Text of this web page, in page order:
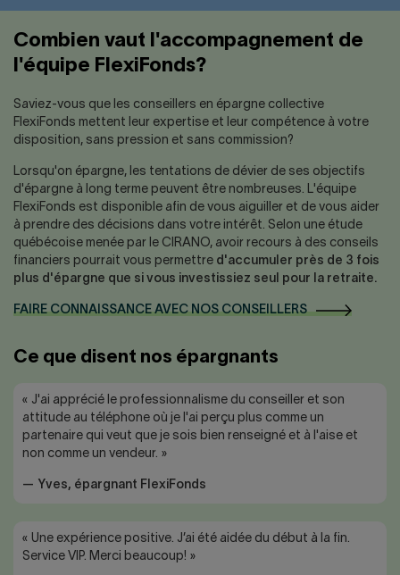
Combien vaut l'accompagnement de
l'équipe FlexiFonds?
Saviez-vous que les conseillers en épargne collective
FlexiFonds mettent leur expertise et leur compétence à votre
disposition, sans pression et sans commission?
Lorsqu'on épargne, les tentations de dévier de ses objectifs
d'épargne à long terme peuvent être nombreuses. L'équipe
FlexiFonds est disponible afin de vous aiguiller et de vous aider
à prendre des décisions dans votre intérêt. Selon une étude
québécoise menée par le CIRANO, avoir recours à des conseils
financiers pourrait vous permettre d'accumuler près de 3 fois
plus d'épargne que si vous investissiez seul pour la retraite.
FAIRE CONNAISSANCE AVEC NOS CONSEILLERS
Ce que disent nos épargnants
« J'ai apprécié le professionnalisme du conseiller et son
attitude au téléphone où je l'ai perçu plus comme un
partenaire qui veut que je sois bien renseigné et à l'aise et
non comme un vendeur. »
— Yves, épargnant FlexiFonds
« Une expérience positive. J’ai été aidée du début à la fin.
Service VIP. Merci beaucoup! »